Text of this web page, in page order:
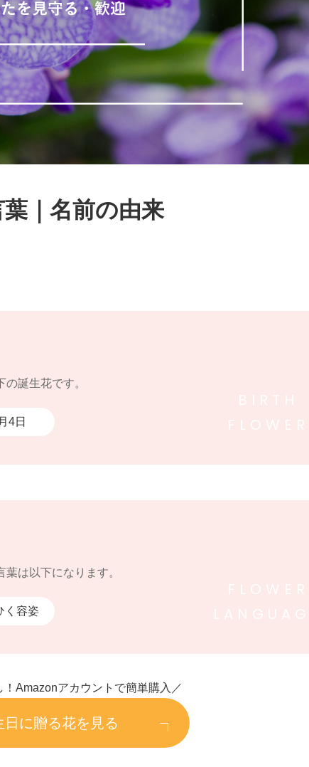
｜名前の由来
誕生花です。
4日
は以下になります。
く容姿
！Amazonアカウントで簡単購入／
日に贈る花を見る